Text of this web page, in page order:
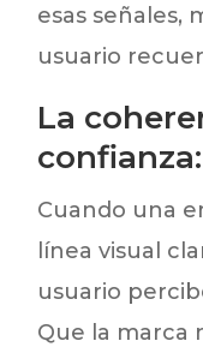
esas señales,
usuario
La
confianza:
Cuando una
línea visual
usuario
Que la marca